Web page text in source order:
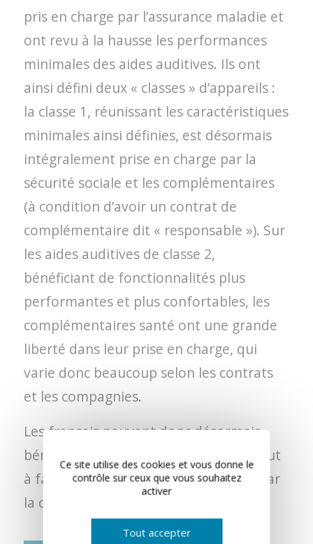
pris en charge par l’assurance maladie et
ont revu à la hausse les performances
minimales des aides auditives. Ils ont
ainsi défini deux « classes » d’appareils :
la classe 1, réunissant les caractéristiques
minimales ainsi définies, est désormais
intégralement prise en charge par la
sécurité sociale et les complémentaires
(à condition d’avoir un contrat de
complémentaire dit « responsable »). Sur
les aides auditives de classe 2,
bénéficiant de fonctionnalités plus
performantes et plus confortables, les
complémentaires santé ont une grande
liberté dans leur prise en charge, qui
varie donc beaucoup selon les contrats
et les compagnies.
Les français peuvent donc désormais
bénéficier d’une correction auditive tout
à fait correcte entièrement financée par
la collectivité.
Ce site utilise des cookies et vous donne le
contrôle sur ceux que vous souhaitez
activer
Tout accepter